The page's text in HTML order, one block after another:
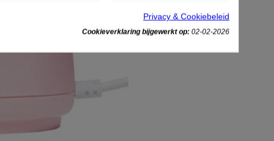
Privacy & Cookiebeleid
Cookieverklaring bijgewerkt op: 02-02-2026